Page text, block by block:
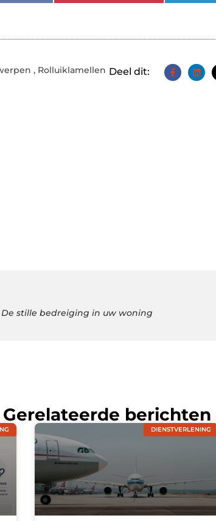
, Rolluiklamellen Deel dit:
stille bedreiging in uw woning
Gerelateerde berichten
DIENSTVERLENING